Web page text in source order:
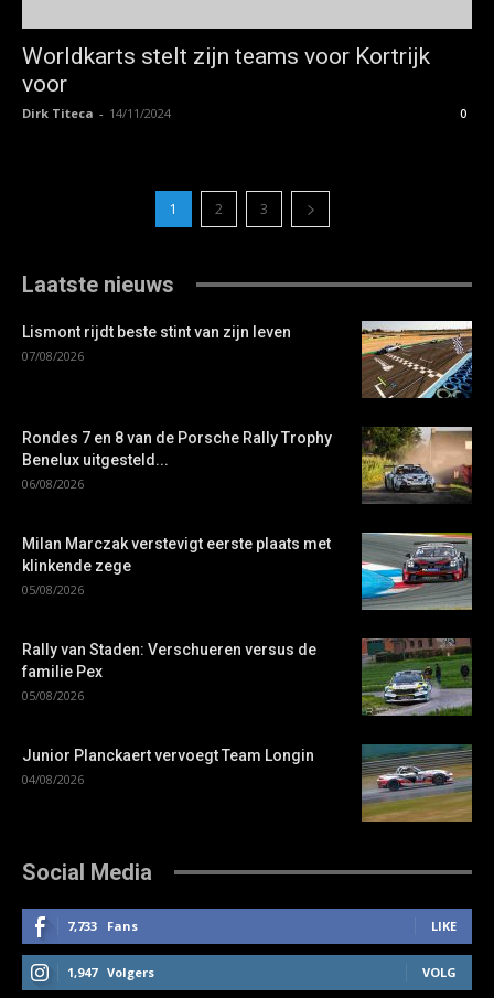
Worldkarts stelt zijn teams voor Kortrijk
voor
Dirk Titeca - 14/11/2024 0
1 2 3
Laatste nieuws
Lismont rijdt beste stint van zijn leven
07/08/2026
Rondes 7 en 8 van de Porsche Rally Trophy
Benelux uitgesteld...
06/08/2026
Milan Marczak verstevigt eerste plaats met
klinkende zege
05/08/2026
Rally van Staden: Verschueren versus de
familie Pex
05/08/2026
Junior Planckaert vervoegt Team Longin
04/08/2026
Social Media
7,733 Fans LIKE
1,947 Volgers VOLG